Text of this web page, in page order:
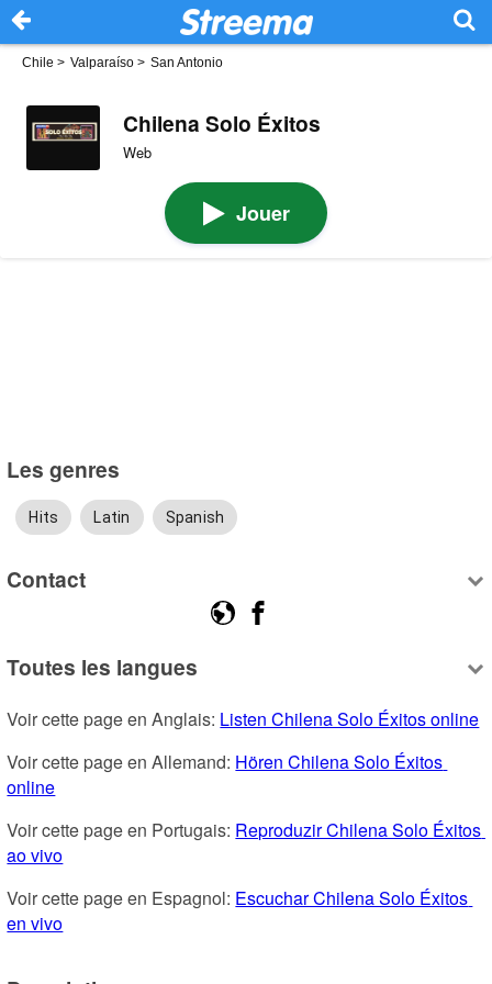
Chile > Valparaíso > San Antonio
Chilena Solo Éxitos
Web
Jouer
Les genres
Hits Latin Spanish
Contact
Toutes les langues
Voir cette page en Anglais: Listen Chilena Solo Éxitos online
Voir cette page en Allemand: Hören Chilena Solo Éxitos
online
Voir cette page en Portugais: Reproduzir Chilena Solo Éxitos
ao vivo
Voir cette page en Espagnol: Escuchar Chilena Solo Éxitos
en vivo